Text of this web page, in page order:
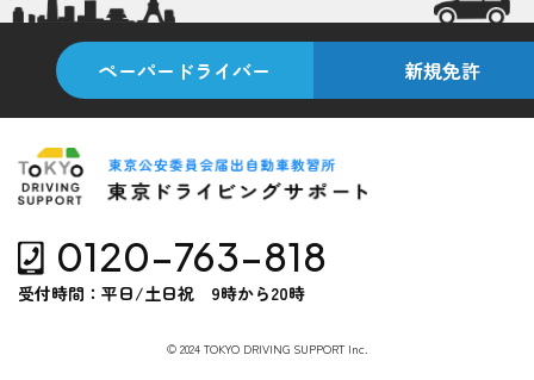
ペーパードライバー 新規免許
0120-763-818
受付時間：平日/土日祝 9時から20時
© 2024 TOKYO DRIVING SUPPORT Inc.